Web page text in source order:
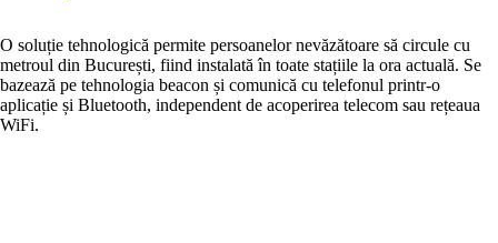
O soluție tehnologică permite persoanelor nevăzătoare să circule cu
metroul din București, fiind instalată în toate stațiile la ora actuală. Se
bazează pe tehnologia beacon și comunică cu telefonul printr-o
aplicație și Bluetooth, independent de acoperirea telecom sau rețeaua
WiFi.